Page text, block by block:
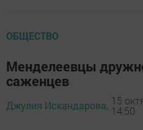
ОБЩЕСТВО
Менделеевцы
саженцев
Джулия Искандарова, 15
14:50